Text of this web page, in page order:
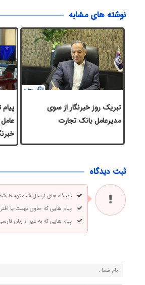
نوشته های مشابه
تبریک روز خبرنگار از سوی
مدیرعامل بانک تجارت
ثبت دیدگاه
دیدگاه های ارسال شده توسط
پیام هایی که حاوی تهمت یا
پیام هایی که به غیر از زبان